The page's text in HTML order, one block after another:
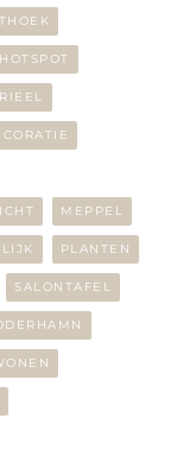
HOTSPOT
MEPPEL
PLANTEN
SALONTAFEL